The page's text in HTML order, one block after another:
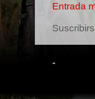
Entrada
-